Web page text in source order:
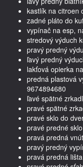
kastlík na citroen
zadné pláto do
vypínač na esp,
stredový výduch
pravý predný
ľavý predný
lakťová opierka
predná plastová
9674894680
ľavé spätné
pravé spätné
pravé sklo do
pravé predné
pravá predná
pravý predný
pravá predná